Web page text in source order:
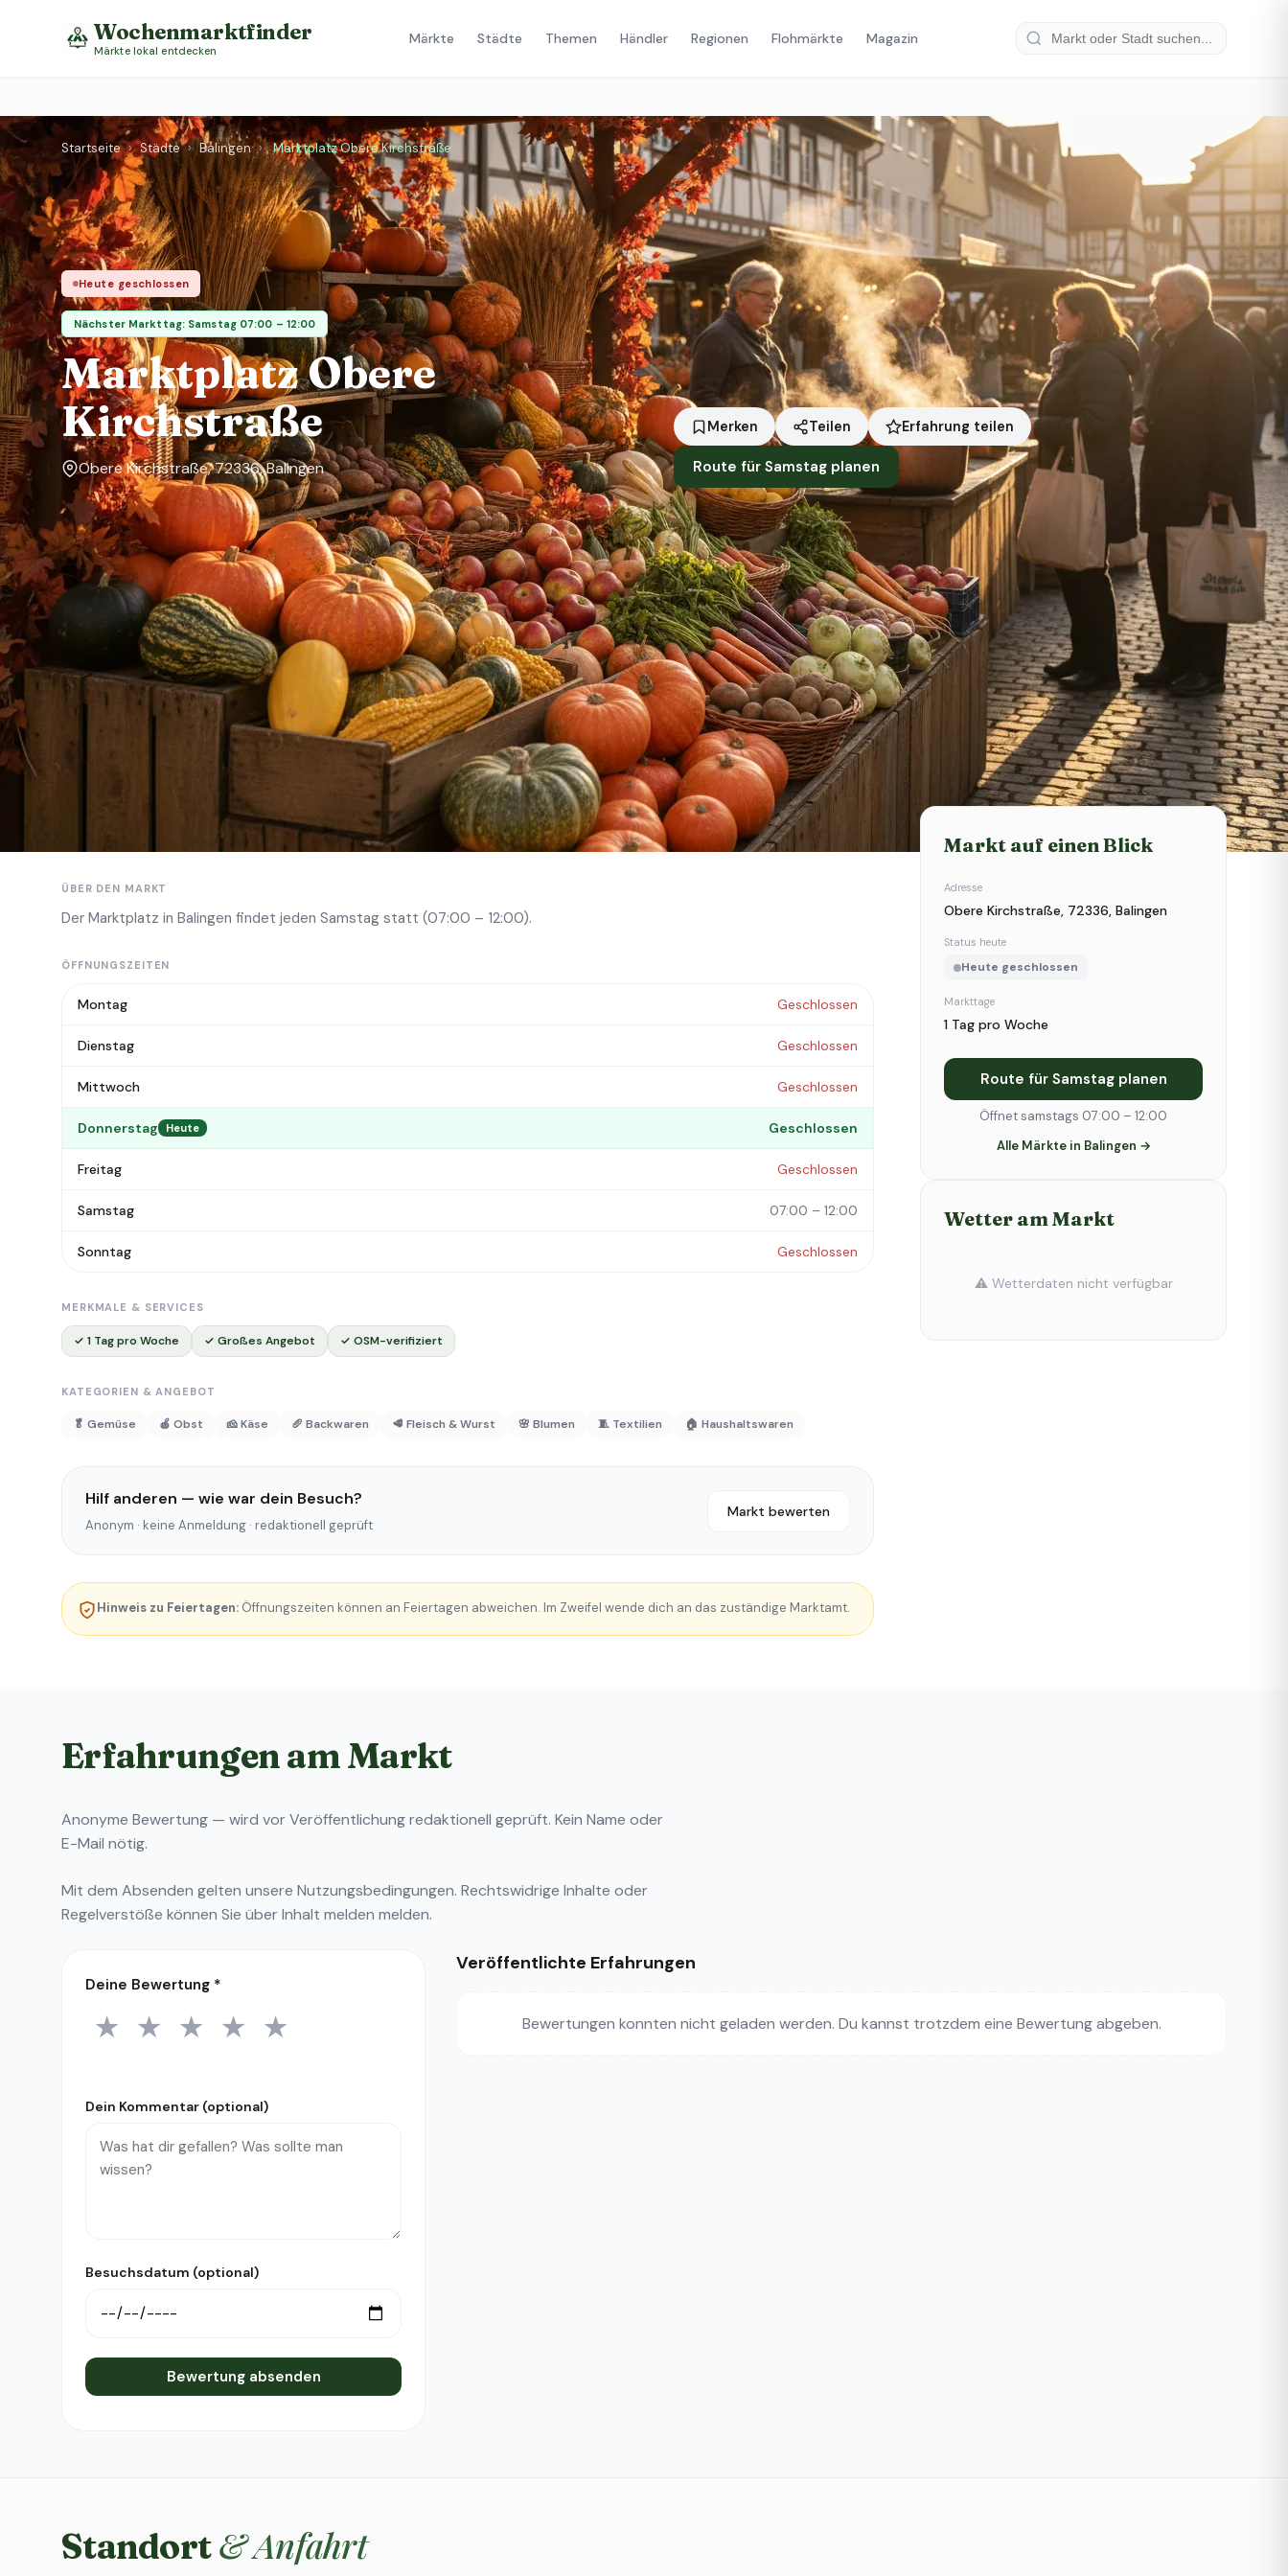
Wochenmarktfinder
Märkte lokal entdecken
Märkte Städte Themen Händler Regionen Flohmärkte Magazin
Startseite › Städte › Balingen › Marktplatz Obere Kirchstraße
Heute geschlossen
Nächster Markttag: Samstag 07:00 – 12:00
Marktplatz Obere
Kirchstraße
Obere Kirchstraße, 72336, Balingen
Merken Teilen Erfahrung teilen
Route für Samstag planen
Markttage
Samstag
Standort
Balingen
Status heute
Heute geschlossen
Über den Markt Händler
ÜBER DEN MARKT
Der Marktplatz in Balingen findet jeden Samstag statt (07:00 – 12:00).
ÖFFNUNGSZEITEN
Montag Geschlossen
Dienstag Geschlossen
Mittwoch Geschlossen
Donnerstag Heute Geschlossen
Freitag Geschlossen
Samstag 07:00 – 12:00
Sonntag Geschlossen
MERKMALE & SERVICES
✓ 1 Tag pro Woche ✓ Großes Angebot ✓ OSM-verifiziert
KATEGORIEN & ANGEBOT
🥬 Gemüse 🍎 Obst 🧀 Käse 🥖 Backwaren 🥩 Fleisch & Wurst 🌸 Blumen 🧵 Textilien 🏠 Haushaltswaren
Hilf anderen — wie war dein Besuch?
Anonym · keine Anmeldung · redaktionell geprüft
Markt bewerten
Hinweis zu Feiertagen: Öffnungszeiten können an Feiertagen abweichen. Im Zweifel wende dich an das zuständige Marktamt.
Markt auf einen Blick
Adresse
Obere Kirchstraße, 72336, Balingen
Status heute
Heute geschlossen
Markttage
1 Tag pro Woche
Route für Samstag planen
Öffnet samstags 07:00 – 12:00
Alle Märkte in Balingen →
Wetter am Markt
⚠️ Wetterdaten nicht verfügbar
Erfahrungen am Markt
Anonyme Bewertung — wird vor Veröffentlichung redaktionell geprüft. Kein Name oder
E-Mail nötig.
Mit dem Absenden gelten unsere Nutzungsbedingungen. Rechtswidrige Inhalte oder
Regelverstöße können Sie überInhalt melden melden.
Deine Bewertung *
1 Stern
★ 2 Sterne
★ 3 Sterne
★ 4 Sterne
★ 5 Sterne
★
Dein Kommentar (optional)
Besuchsdatum (optional)
Bewertung absenden
Veröffentlichte Erfahrungen
Bewertungen konnten nicht geladen werden. Du kannst trotzdem eine Bewertung abgeben.
Standort& Anfahrt